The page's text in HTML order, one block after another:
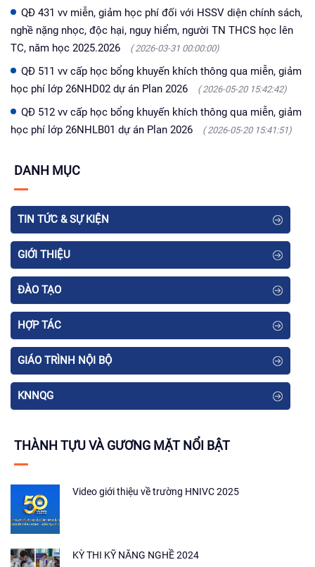
QĐ 431 vv miễn, giảm học phí đối với HSSV diện chính sách,
nghề nặng nhọc, độc hại, nguy hiểm, người TN THCS học lên
TC, năm học 2025.2026
( 2026-03-31 00:00:00)
QĐ 511 vv cấp học bổng khuyến khích thông qua miễn, giảm
học phí lớp 26NHD02 dự án Plan 2026
( 2026-05-20 15:42:42)
QĐ 512 vv cấp học bổng khuyến khích thông qua miễn, giảm
học phí lớp 26NHLB01 dự án Plan 2026
( 2026-05-20 15:41:51)
DANH MỤC
TIN TỨC & SỰ KIỆN
GIỚI THIỆU
ĐÀO TẠO
HỢP TÁC
GIÁO TRÌNH NỘI BỘ
KNNQG
THÀNH TỰU VÀ GƯƠNG MẶT NỔI BẬT
Video giới thiệu về trường HNIVC 2025
KỲ THI KỸ NĂNG NGHỀ 2024